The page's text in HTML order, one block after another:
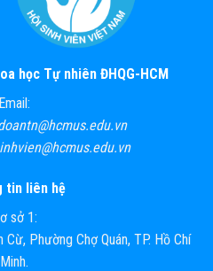
học Tự nhiên ĐHQG-HCM
Email:
tin liên hệ
sở 1:
Phường Chợ Quán, TP. Hồ Chí
Minh.